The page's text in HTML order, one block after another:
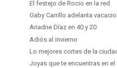
El festejo de Rocio en la red
Gaby Carrillo adelanta
Ariadne Díaz en 40 y 20
Adiós al invierno
Lo mejores cortes de la
Joyas que te encuentras en el